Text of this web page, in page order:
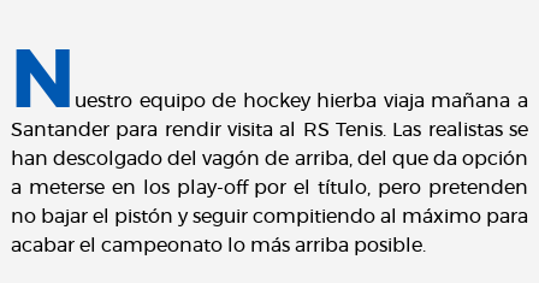
N
uestro equipo de hockey hierba viaja mañana a
Santander para rendir visita al RS Tenis. Las realistas se
han descolgado del vagón de arriba, del que da opción
a meterse en los play-off por el título, pero pretenden
no bajar el pistón y seguir compitiendo al máximo para
acabar el campeonato lo más arriba posible.